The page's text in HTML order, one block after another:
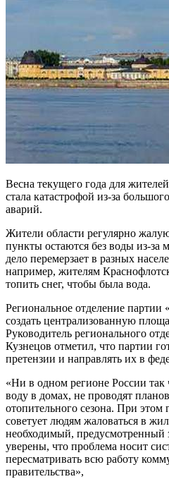
Весна текущего года для
стала катастрофой из-за
аварий.
Жители области регулярно
пункты остаются без воды из-за
дело перемерзает в разных
например, жителям
топить снег, чтобы была вода.
Региональное отделение
создать централизованную
Руководитель регионального
Кузнецов отметил, что партии
претензии и направлять их в
«Ни в одном регионе России так
воду в домах, не проводят
отопительного сезона. При этом
советует людям жаловаться в
необходимый,
уверены, что проблема носит
пересматривать всю работу
правительства»,